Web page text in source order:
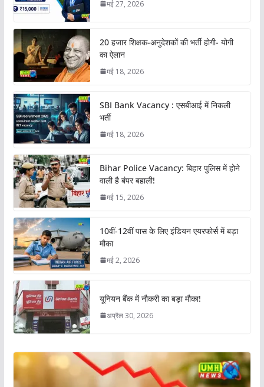
मई 27, 2026
20 हजार शिक्षक-अनुदेशकों की भर्ती होगी- योगी
का ऐलान
मई 18, 2026
SBI Bank Vacancy : एसबीआई में निकली
भर्ती
मई 18, 2026
Bihar Police Vacancy: बिहार पुलिस में होने
वाली है बंपर बहाली!
मई 15, 2026
10वीं-12वीं पास के लिए इंडियन एयरफोर्स में बड़ा
मौका
मई 2, 2026
यूनियन बैंक में नौकरी का बड़ा मौका!
अप्रैल 30, 2026